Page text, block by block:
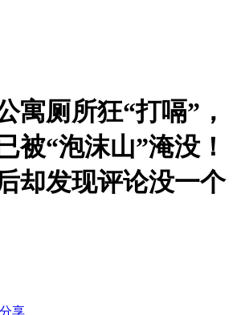
寓厕所狂“打嗝”，
被“泡沫山”淹没！
却发现评论没一个
分享